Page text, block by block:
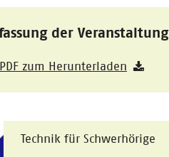
der Veranstaltung
zum Herunterladen
Technik für Schwerhörige